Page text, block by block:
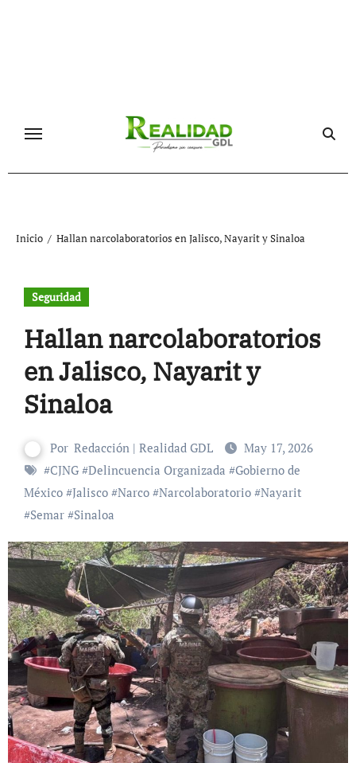
Inicio Hallan narcolaboratorios en Jalisco, Nayarit y Sinaloa
Seguridad
Hallan narcolaboratorios
en Jalisco, Nayarit y
Sinaloa
Por Redacción | Realidad GDL
May 17, 2026
#CJNG#Delincuencia Organizada #Gobierno de
México#Jalisco#Narco#Narcolaboratorio#Nayarit
#Semar#Sinaloa